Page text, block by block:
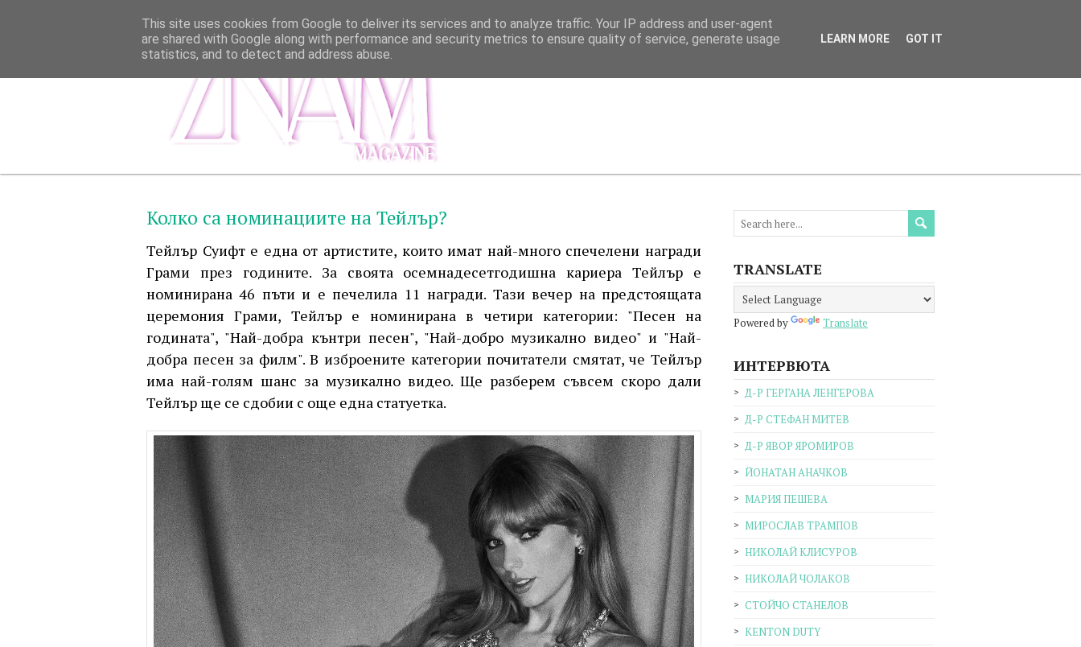
Колко са номинациите на Тейлър?
Тейлър Суифт е една от артистите, които имат най-много спечелени награди
Грами през годините. За своята осемнадесетгодишна кариера Тейлър е
номинирана 46 пъти и е печелила 11 награди. Тази вечер на предстоящата
церемония Грами, Тейлър е номинирана в четири категории: "Песен на
годината", "Най-добра кънтри песен", "Най-добро музикално видео" и "Най-
добра песен за филм". В изброените категории почитатели смятат, че Тейлър
има най-голям шанс за музикално видео. Ще разберем съвсем скоро дали
Тейлър ще се сдобии с още една статуетка.
TRANSLATE
Powered by Translate
ИНТЕРВЮТА
Д-Р ГЕРГАНА ЛЕНГЕРОВА
Д-Р СТЕФАН МИТЕВ
Д-Р ЯВОР ЯРОМИРОВ
ЙОНАТАН АНАЧКОВ
МАРИЯ ПЕШЕВА
МИРОСЛАВ ТРАМПОВ
НИКОЛАЙ КЛИСУРОВ
НИКОЛАЙ ЧОЛАКОВ
СТОЙЧО СТАНЕЛОВ
KENTON DUTY
This site uses cookies from Google to deliver its services and to analyze traffic. Your IP address and user-agent
are shared with Google along with performance and security metrics to ensure quality of service, generate usage
statistics, and to detect and address abuse.
LEARN MORE GOT IT